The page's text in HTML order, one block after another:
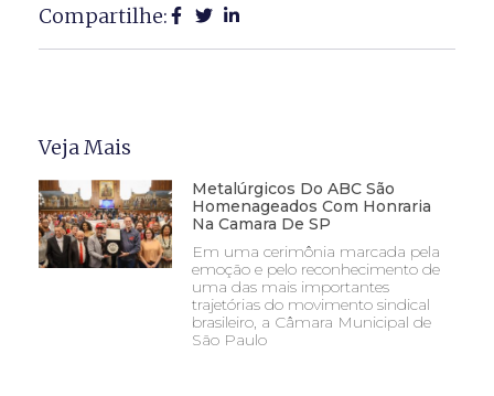
Compartilhe:
Veja Mais
Metalúrgicos Do ABC São
Homenageados Com Honraria
Na Camara De SP
Em uma cerimônia marcada pela
emoção e pelo reconhecimento de
uma das mais importantes
trajetórias do movimento sindical
brasileiro, a Câmara Municipal de
São Paulo